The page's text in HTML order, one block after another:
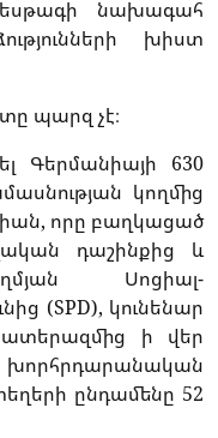
նախագահ
խիստ
պարզ չէ։
Գերմանիայի 630
կողմից
որը բաղկացած
դաշինքից և
Սոցիալ-
(SPD), կունենար
ի վեր
ընդամենը 52